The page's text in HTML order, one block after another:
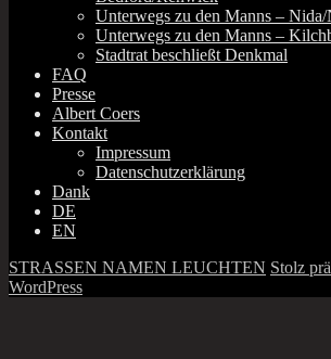
Unterwegs zu den Manns – Nida/
Unterwegs zu den Manns –
Stadtrat beschließt Denkmal
FAQ
Presse
Albert Coers
Kontakt
Impressum
Datenschutzerklärung
Dank
DE
EN
STRASSEN NAMEN LEUCHTEN Stolz
WordPress